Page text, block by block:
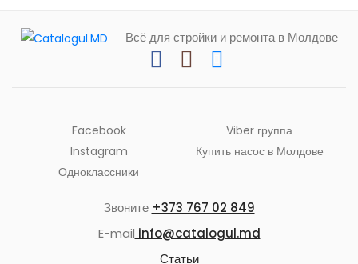
Всё для стройки и ремонта в Молдове
Facebook
Instagram
Одноклассники
Viber группа
Купить насос в Молдове
Звоните +373 767 02 849
E-mail info@catalogul.md
Статьи